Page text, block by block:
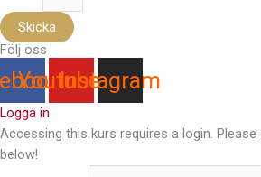
Skicka
Följ oss
YoutubeInstagram
Logga in
Accessing this kurs requires a login.
below!